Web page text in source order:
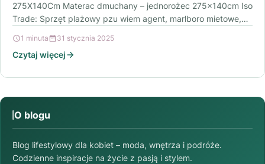
275X140Cm Materac dmuchany – jednorożec 275x140cm Iso
Trade: Sprzęt plażowy pzu wiem agent, marlboro mietowe,…
1 minuta 31 stycznia 2025
Czytaj więcej
O blogu
Blog lifestylowy dla kobiet – moda, wnętrza i podróże.
Codzienne inspiracje na życie z pasją i stylem.